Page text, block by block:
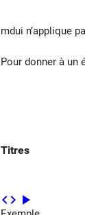
mdui n’applique
Pour donner à un
Titres
code play_arrow